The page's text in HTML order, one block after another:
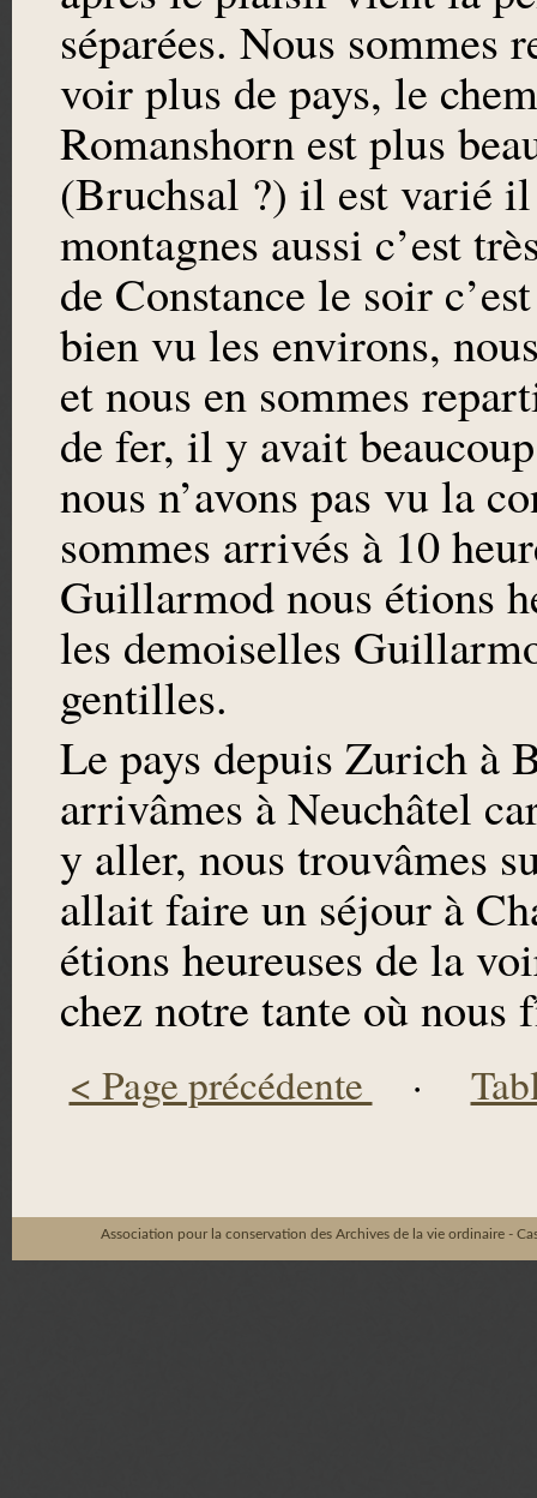
séparées. Nous sommes
voir plus de pays, le
Romanshorn est plus
(Bruchsal ?) il est varié
montagnes aussi c’est
de Constance le soir
bien vu les environs,
et nous en sommes
de fer, il y avait
nous n’avons pas vu la
sommes arrivés à 10
Guillarmod nous étions
les demoiselles
gentilles.
Le pays depuis Zurich à
arrivâmes à Neuchâtel
y aller, nous trouvâmes
allait faire un séjour à
étions heureuses de la
chez notre tante où
< Page précédente ·
Association pour la conservation des Archives de la vie ordinaire -